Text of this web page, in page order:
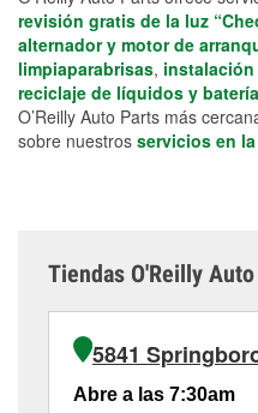
revisión gratis de la luz
alternador y motor de
limpiaparabrisas,
reciclaje de líquidos y
O’Reilly Auto Parts más
sobre nuestros servicios en
Tiendas O'Reilly
5841
Abre a las 7:30am